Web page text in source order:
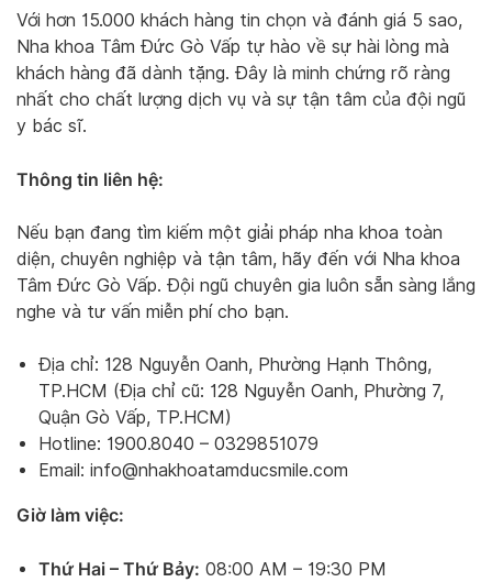
Với hơn 15.000 khách hàng tin chọn và đánh giá 5 sao,
Nha khoa Tâm Đức Gò Vấp tự hào về sự hài lòng mà
khách hàng đã dành tặng. Đây là minh chứng rõ ràng
nhất cho chất lượng dịch vụ và sự tận tâm của đội ngũ
y bác sĩ.
Thông tin liên hệ:
Nếu bạn đang tìm kiếm một giải pháp nha khoa toàn
diện, chuyên nghiệp và tận tâm, hãy đến với Nha khoa
Tâm Đức Gò Vấp. Đội ngũ chuyên gia luôn sẵn sàng lắng
nghe và tư vấn miễn phí cho bạn.
Địa chỉ: 128 Nguyễn Oanh, Phường Hạnh Thông,
TP.HCM (Địa chỉ cũ: 128 Nguyễn Oanh, Phường 7,
Quận Gò Vấp, TP.HCM)
Hotline: 1900.8040 – 0329851079
Email: info@nhakhoatamducsmile.com
Giờ làm việc:
Thứ Hai – Thứ Bảy: 08:00 AM – 19:30 PM